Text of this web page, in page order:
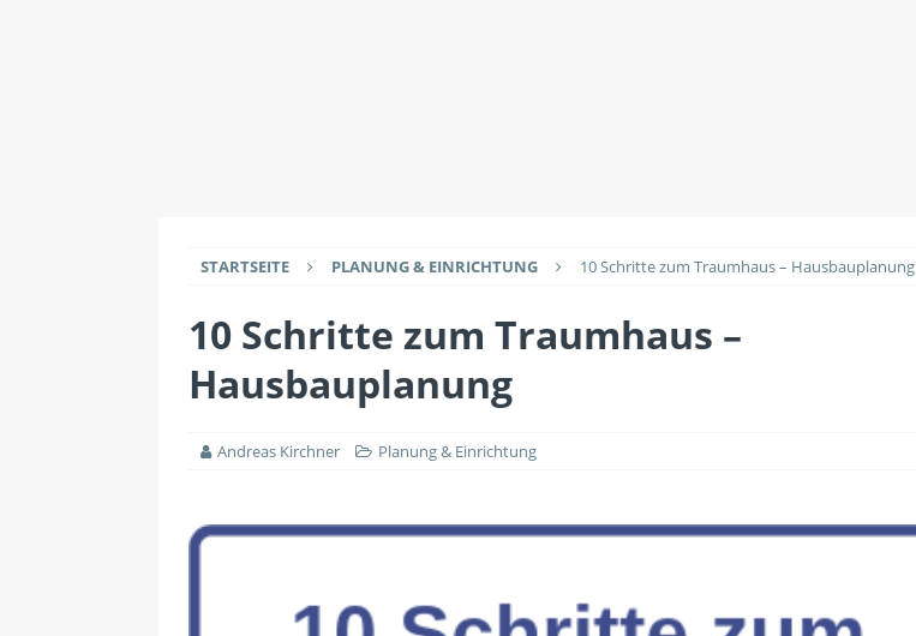
STARTSEITE PLANUNG & EINRICHTUNG 10 Schritte zum Traumhaus – Hausbauplanung
10 Schritte zum Traumhaus –
Hausbauplanung
Andreas Kirchner Planung & Einrichtung